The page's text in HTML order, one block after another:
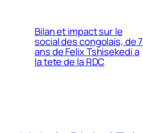
Bilan et impact sur le
social des congolais, de 7
ans de Felix Tshisekedi a
la tete de la RDC